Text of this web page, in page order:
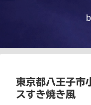
東京都八王子市
スすき焼き風